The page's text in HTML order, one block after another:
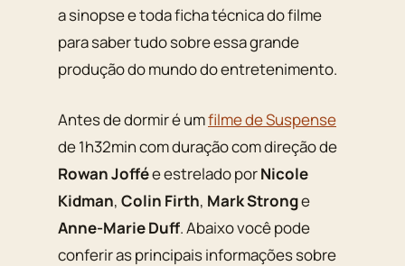
a sinopse e toda ficha técnica do filme
para saber tudo sobre essa grande
produção do mundo do entretenimento.
Antes de dormir é umfilme de Suspense
de 1h32min com duração com direção de
Rowan Joffée estrelado porNicole
Kidman, Colin Firth, Mark Stronge
Anne-Marie Duff. Abaixo você pode
conferir as principais informações sobre